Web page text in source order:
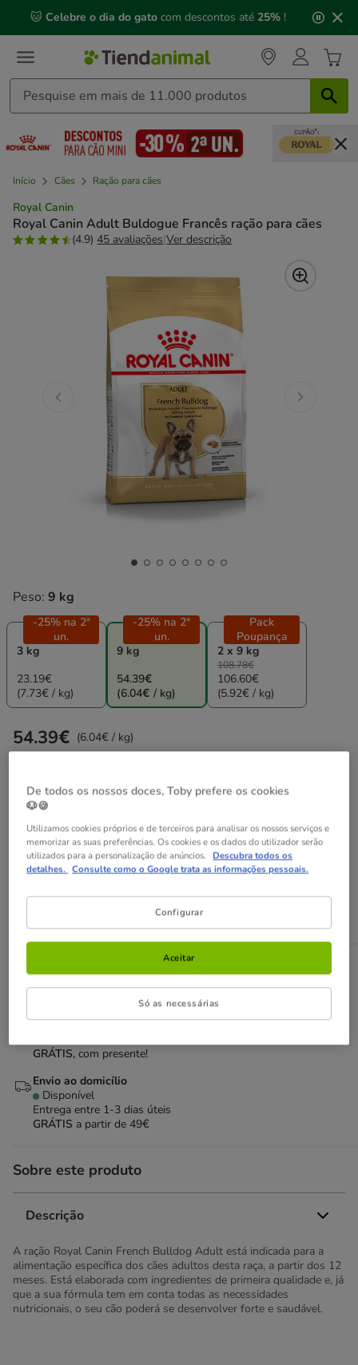
mensagem,
🐱 Celebre o dia do gato com descontos até 25% !
Início Cães Ração para cães
Royal Canin
Royal Canin Adult Buldogue Francês ração para cães
(4.9) 45 avaliações|Ver descrição
Peso: 9 kg
3 kg
-25% na 2ª
un.
23.19€
(7.73€ / kg)
9 kg
-25% na 2ª
un.
54.39€
(6.04€ / kg)
2 x 9 kg
Pack
Poupança
108.78€
106.60€
(5.92€ / kg)
-25% na 2ª un
higiene e acessórios. Ver condições
Cupão: SUPER25 Copiar
Preço 54.39€, 6.04 EUR por kg
54.39€ (6.04€ / kg)
Opções de envio Ver detalhes
Recolha em loja com Click & Collect
Poderá recolher a sua encomenda em 2h em lojas
GRÁTIS, com presente!
Envio ao domicílio
Disponível
Entrega entre 1-3 dias úteis
GRÁTIS a partir de 49€
Sobre este produto
Descrição
A ração Royal Canin French Bulldog Adult está indicada para a
alimentação específica dos cães adultos desta raça, a partir dos 12
meses. Está elaborada com ingredientes de primeira qualidade e, já
que a sua fórmula tem em conta todas as necessidades
nutricionais, o seu cão poderá se desenvolver forte e saudável.
De todos os nossos doces, Toby prefere os cookies
🐶🍪
Utilizamos cookies próprios e de terceiros para analisar os nossos serviços e
memorizar as suas preferências. Os cookies e os dados do utilizador serão
utilizados para a personalização de anúncios. Descubra todos os
detalhes. Consulte como o Google trata as informações pessoais.
Configurar
Só as necessárias
Aceitar